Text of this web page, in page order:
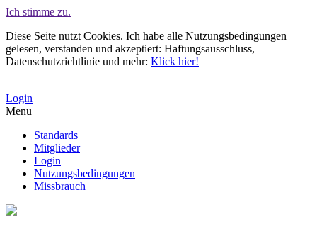
Ich stimme zu.
Diese Seite nutzt Cookies. Ich habe alle Nutzungsbedingungen
gelesen, verstanden und akzeptiert: Haftungsausschluss,
Datenschutzrichtlinie und mehr: Klick hier!
Login
Menu
Standards
Mitglieder
Login
Nutzungsbedingungen
Missbrauch